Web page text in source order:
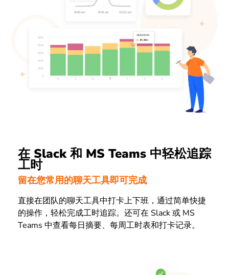
在 Slack 和 MS Teams 中轻松追踪
工时
留在您常用的聊天工具即可完成
直接在团队的聊天工具中打卡上下班，通过简单快捷
的操作，轻松完成工时追踪。还可在 Slack 或 MS
Teams 中查看每日摘要、每周工时表和打卡记录。